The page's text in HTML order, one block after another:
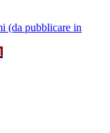
(da pubblicare in